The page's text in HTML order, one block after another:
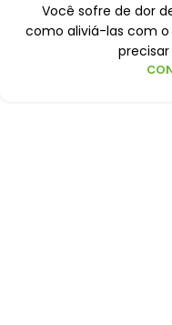
Você sofre de dor
como aliviá-las com o
precisar